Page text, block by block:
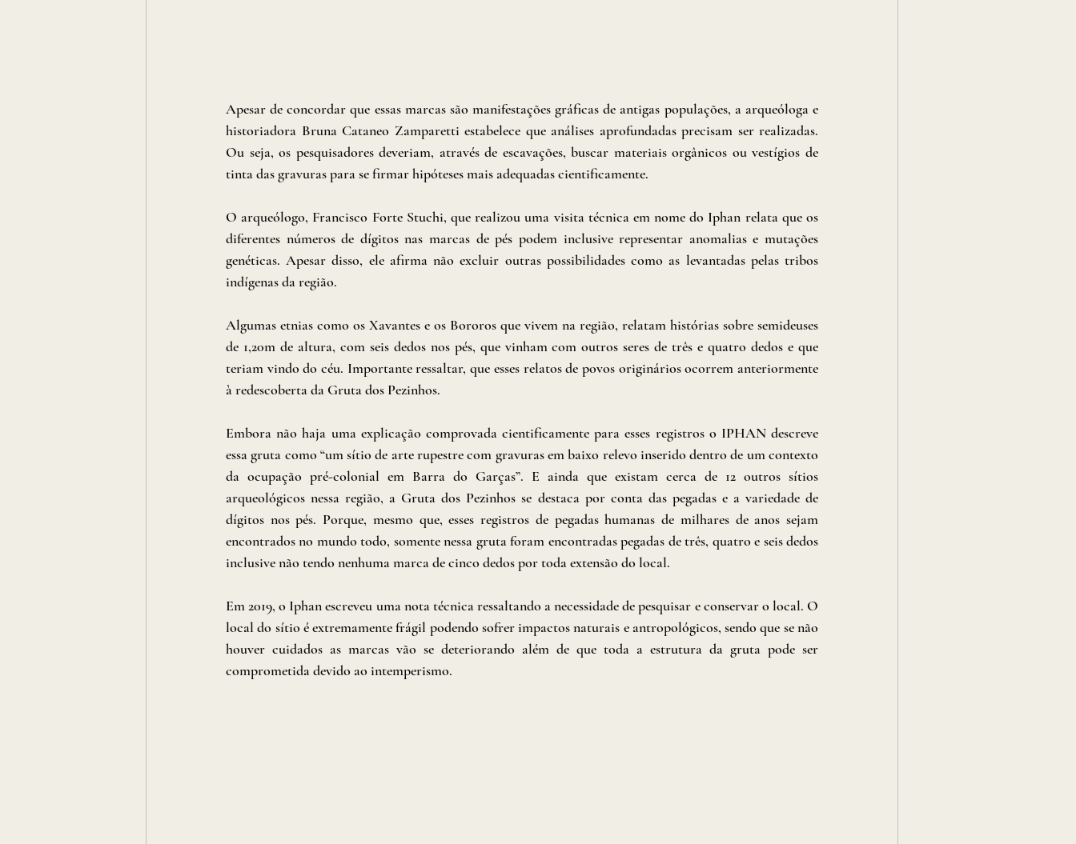
Apesar de concordar que essas marcas são manifestações gráficas de antigas populações, a arqueóloga e
historiadora Bruna Cataneo Zamparetti estabelece que análises aprofundadas precisam ser realizadas.
Ou seja, os pesquisadores deveriam, através de escavações, buscar materiais orgânicos ou vestígios de
tinta das gravuras para se firmar hipóteses mais adequadas cientificamente.
O arqueólogo, Francisco Forte Stuchi, que realizou uma visita técnica em nome do Iphan relata que os
diferentes números de dígitos nas marcas de pés podem inclusive representar anomalias e mutações
genéticas. Apesar disso, ele afirma não excluir outras possibilidades como as levantadas pelas tribos
indígenas da região.
Algumas etnias como os Xavantes e os Bororos que vivem na região, relatam histórias sobre semideuses
de 1,20m de altura, com seis dedos nos pés, que vinham com outros seres de três e quatro dedos e que
teriam vindo do céu. Importante ressaltar, que esses relatos de povos originários ocorrem anteriormente
à redescoberta da Gruta dos Pezinhos.
Embora não haja uma explicação comprovada cientificamente para esses registros o IPHAN descreve
essa gruta como “um sítio de arte rupestre com gravuras em baixo relevo inserido dentro de um contexto
da ocupação pré-colonial em Barra do Garças”. E ainda que existam cerca de 12 outros sítios
arqueológicos nessa região, a Gruta dos Pezinhos se destaca por conta das pegadas e a variedade de
dígitos nos pés. Porque, mesmo que, esses registros de pegadas humanas de milhares de anos sejam
encontrados no mundo todo, somente nessa gruta foram encontradas pegadas de três, quatro e seis dedos
inclusive não tendo nenhuma marca de cinco dedos por toda extensão do local.
Em 2019, o Iphan escreveu uma nota técnica ressaltando a necessidade de pesquisar e conservar o local. O
local do sítio é extremamente frágil podendo sofrer impactos naturais e antropológicos, sendo que se não
houver cuidados as marcas vão se deteriorando além de que toda a estrutura da gruta pode ser
comprometida devido ao intemperismo.